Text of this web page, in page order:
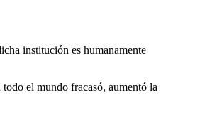
institución es humanamente
el mundo fracasó, aumentó la